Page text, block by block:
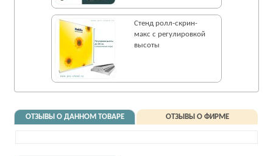
Стенд ролл-cкрин-
макс с регулировкой
высоты
ОТЗЫВЫ О ДАННОМ ТОВАРЕ ОТЗЫВЫ О ФИРМЕ